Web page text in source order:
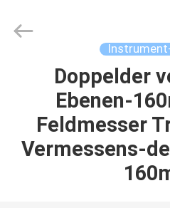
PRODUKTE
Co.,Ltd.
Doppelder
Ebenen-
Feldmesser
Vermessens-